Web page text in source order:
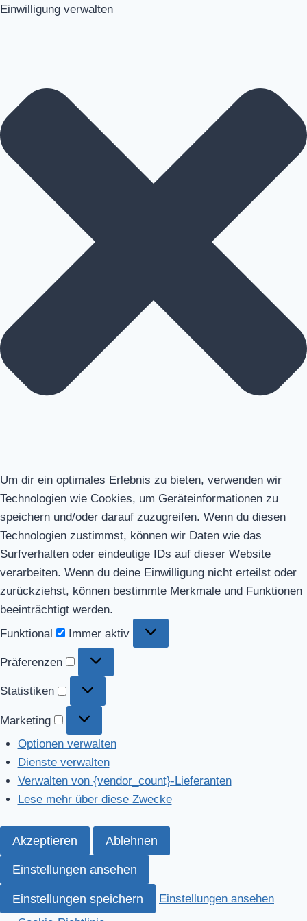
Einwilligung verwalten
Um dir ein optimales Erlebnis zu bieten, verwenden wir
Technologien wie Cookies, um Geräteinformationen zu
speichern und/oder darauf zuzugreifen. Wenn du diesen
Technologien zustimmst, können wir Daten wie das
Surfverhalten oder eindeutige IDs auf dieser Website
verarbeiten. Wenn du deine Einwilligung nicht erteilst oder
zurückziehst, können bestimmte Merkmale und Funktionen
beeinträchtigt werden.
Funktional
Funktional
Immer aktiv
Präferenzen Präferenzen
Statistiken Statistiken
Marketing Marketing
Optionen verwalten
Dienste verwalten
Verwalten von {vendor_count}-Lieferanten
Lese mehr über diese Zwecke
Akzeptieren Ablehnen
Einstellungen ansehen
Einstellungen speichern
Einstellungen ansehen